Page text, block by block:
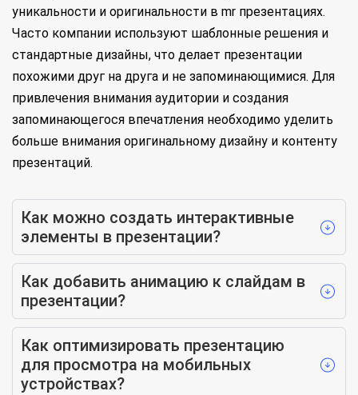
уникальности и оригинальности в mr презентациях.
Часто компании используют шаблонные решения и
стандартные дизайны, что делает презентации
похожими друг на друга и не запоминающимися. Для
привлечения внимания аудитории и создания
запоминающегося впечатления необходимо уделить
больше внимания оригинальному дизайну и контенту
презентаций.
Как можно создать интерактивные
элементы в презентации?
Как добавить анимацию к слайдам в
презентации?
Как оптимизировать презентацию
для просмотра на мобильных
устройствах?